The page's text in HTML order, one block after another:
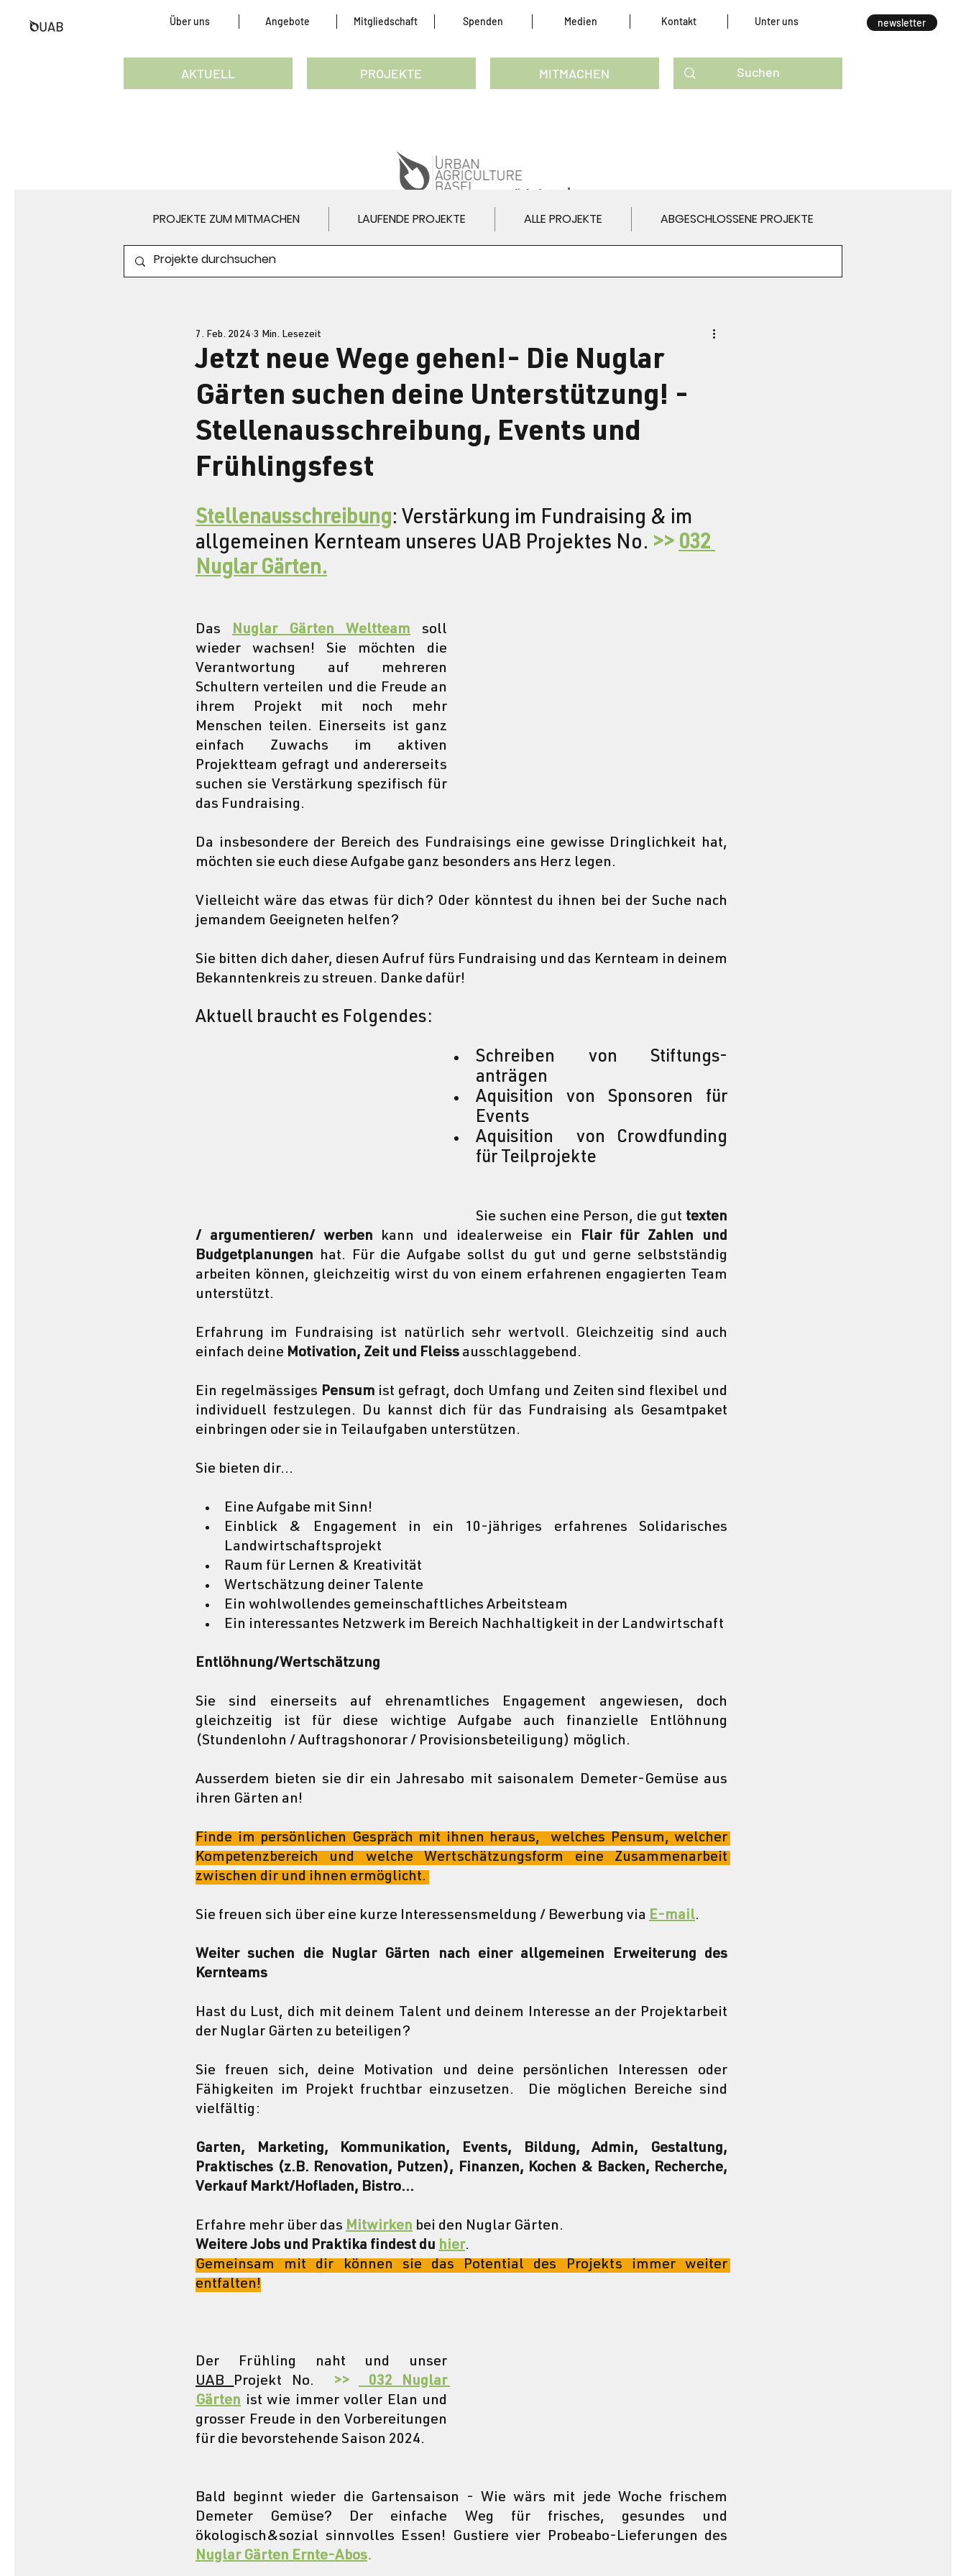
Über uns Angebote Mitgliedschaft Spenden Medien Kontakt Unter uns newsletter
Jetzt neue Wege gehen!- Die Nuglar
Gärten suchen deine Unterstützung! -
Stellenausschreibung, Events und
Frühlingsfest
7. Feb. 2024 3 Min. Lesezeit
Stellenausschreibung: Verstärkung im Fundraising & im
allgemeinen Kernteam unseres UAB Projektes No. >> 032
Nuglar Gärten.
Das Nuglar Gärten Weltteam soll
wieder wachsen! Sie möchten die
Verantwortung auf mehreren
Schultern verteilen und die Freude an
ihrem Projekt mit noch mehr
Menschen teilen. Einerseits ist ganz
einfach Zuwachs im aktiven
Projektteam gefragt und andererseits
suchen sie Verstärkung spezifisch für
das Fundraising.
Da insbesondere der Bereich des Fundraisings eine gewisse Dringlichkeit hat,
möchten sie euch diese Aufgabe ganz besonders ans Herz legen.
Vielleicht wäre das etwas für dich? Oder könntest du ihnen bei der Suche nach
jemandem Geeigneten helfen?
Sie bitten dich daher, diesen Aufruf fürs Fundraising und das Kernteam in deinem
Bekanntenkreis zu streuen. Danke dafür!
Aktuell braucht es Folgendes:
Schreiben von Stiftungs-
anträgen
Aquisition von Sponsoren für
Events
Aquisition  von Crowdfunding
für Teilprojekte
Sie suchen eine Person, die gut texten
/ argumentieren/ werben kann und idealerweise ein
Flair für Zahlen und
Budgetplanungen hat. Für die Aufgabe sollst du gut und gerne selbstständig
arbeiten können, gleichzeitig wirst du von einem erfahrenen engagierten Team
unterstützt.
Erfahrung im Fundraising ist natürlich sehr wertvoll. Gleichzeitig sind auch
einfach deine Motivation, Zeit und Fleiss ausschlaggebend.
Ein regelmässiges Pensum ist gefragt, doch Umfang und Zeiten sind flexibel und
individuell festzulegen. Du kannst dich für das Fundraising als Gesamtpaket
einbringen oder sie in Teilaufgaben unterstützen.
Sie bieten dir...
Eine Aufgabe mit Sinn!
Einblick & Engagement in ein 10-jähriges erfahrenes Solidarisches
Landwirtschaftsprojekt
Raum für Lernen & Kreativität
Wertschätzung deiner Talente
Ein wohlwollendes gemeinschaftliches Arbeitsteam
Ein interessantes Netzwerk im Bereich Nachhaltigkeit in der Landwirtschaft
Entlöhnung/Wertschätzung
Sie sind einerseits auf ehrenamtliches Engagement angewiesen, doch
gleichzeitig ist für diese wichtige Aufgabe auch finanzielle Entlöhnung
(Stundenlohn / Auftragshonorar / Provisionsbeteiligung) möglich.
Ausserdem bieten sie dir ein Jahresabo mit saisonalem Demeter-Gemüse aus
ihren Gärten an!
Finde im persönlichen Gespräch mit ihnen heraus,  welches Pensum, welcher
Kompetenzbereich und welche Wertschätzungsform eine Zusammenarbeit
zwischen dir und ihnen ermöglicht.
Sie freuen sich über eine kurze Interessensmeldung / Bewerbung via E-mail.
Weiter suchen die Nuglar Gärten nach einer allgemeinen Erweiterung des
Kernteams
Hast du Lust, dich mit deinem Talent und deinem Interesse an der Projektarbeit
der Nuglar Gärten zu beteiligen?
Sie freuen sich, deine Motivation und deine persönlichen Interessen oder
Fähigkeiten im Projekt fruchtbar einzusetzen.  Die möglichen Bereiche sind
vielfältig:
Garten, Marketing, Kommunikation, Events, Bildung, Admin, Gestaltung,
Praktisches (z.B. Renovation, Putzen), Finanzen, Kochen & Backen, Recherche,
Verkauf Markt/Hofladen, Bistro...
Erfahre mehr über das Mitwirken bei den Nuglar Gärten.
Weitere Jobs und Praktika findest du hier.
Gemeinsam mit dir können sie das Potential des Projekts immer weiter
entfalten!
UAB
Projekt No. >> 032 Nuglar
Gärten ist wie immer voller Elan und
grosser Freude in den Vorbereitungen
für die bevorstehende Saison 2024.
Bald beginnt wieder die Gartensaison - Wie wärs mit jede Woche frischem
Demeter Gemüse? Der einfache Weg für frisches, gesundes und
Nuglar Gärten Ernte-Abos.
AKTUELL PROJEKTE MITMACHEN
PROJEKTE ZUM MITMACHEN LAUFENDE PROJEKTE ALLE PROJEKTE ABGESCHLOSSENE PROJEKTE